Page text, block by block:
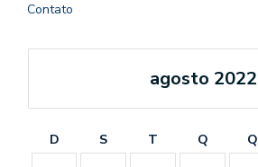
Contato
agosto 2022
D S T Q Q